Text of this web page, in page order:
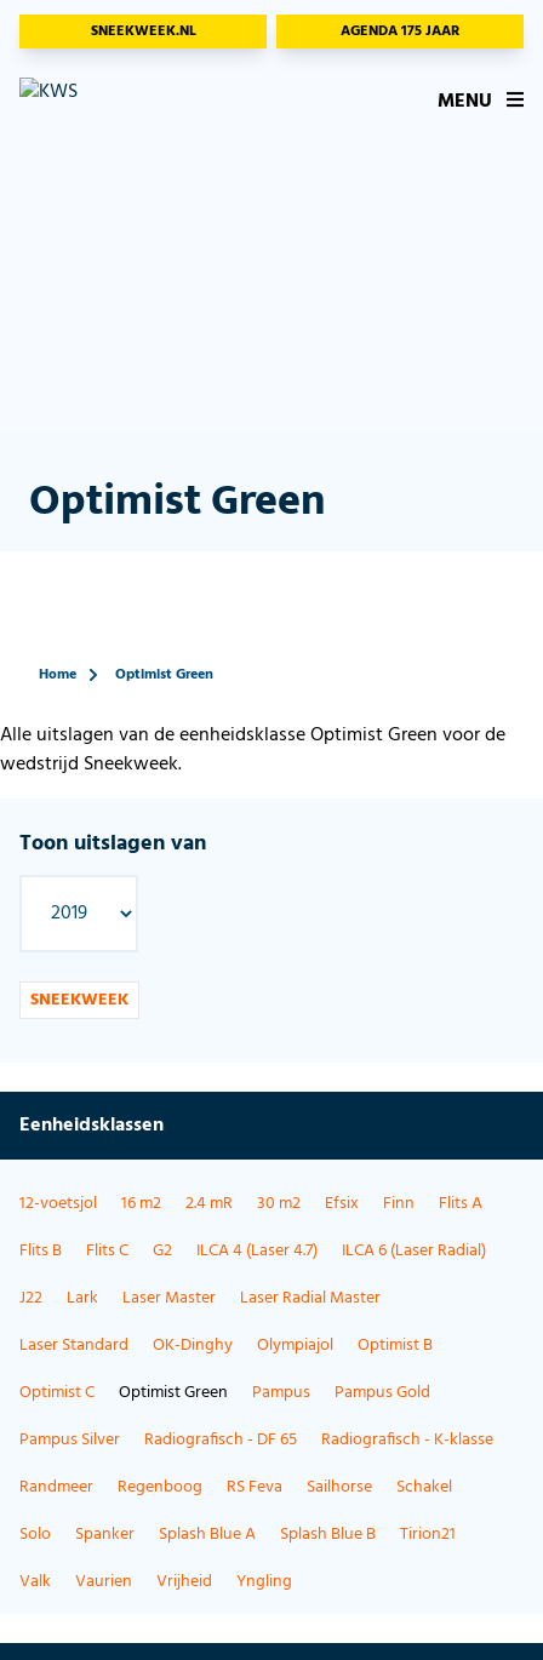
SNEEKWEEK.NL AGENDA 175 JAAR
MENU
Optimist Green
Home Optimist Green
Alle uitslagen van de eenheidsklasse Optimist Green voor de
wedstrijd Sneekweek.
Toon uitslagen van
SNEEKWEEK
Eenheidsklassen
12-voetsjol 16 m2 2.4 mR 30 m2 Efsix Finn
Flits A
Flits B
Flits C G2 ILCA 4 (Laser 4.7)
ILCA 6 (Laser Radial)
J22
Lark Laser Master
Laser Radial Master
Laser Standard
OK-Dinghy Olympiajol
Optimist B
Optimist C
Optimist Green Pampus
Pampus Gold
Pampus Silver
Radiografisch - DF 65
Radiografisch - K-klasse
Randmeer
Regenboog RS Feva Sailhorse
Schakel
Solo
Spanker Splash Blue A Splash Blue B
Tirion21
Valk
Vaurien Vrijheid Yngling